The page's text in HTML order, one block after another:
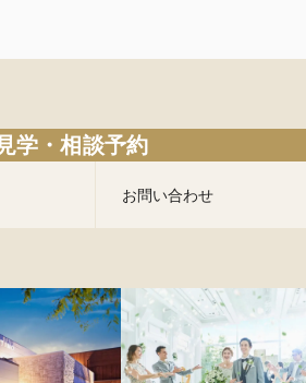
学・相談予約
お問い合わせ